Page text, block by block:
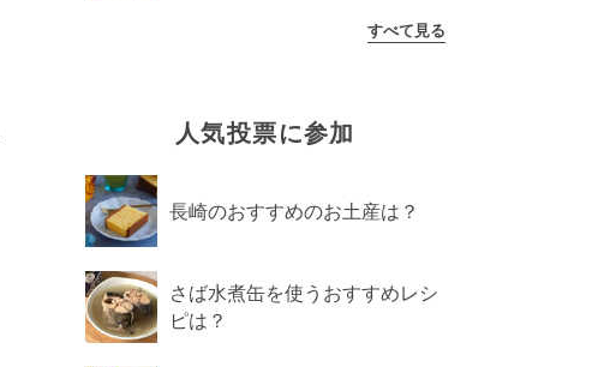
すべて見る
人気投票に参加
長崎のおすすめのお土産は？
さば水煮缶を使うおすすめレシ
ピは？